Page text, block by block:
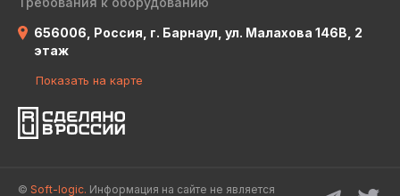
656006, Россия, г. Барнаул, ул. Малахова 146В, 2
этаж
Показать на карте
© Soft-logic. Информация на сайте не является